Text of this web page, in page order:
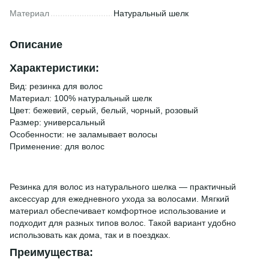
Материал Натуральный шелк
Описание
Характеристики:
Вид: резинка для волос
Материал: 100% натуральный шелк
Цвет: бежевий, серый, белый, чорный, розовый
Размер: универсальный
Особенности: не заламывает волосы
Применение: для волос
Резинка для волос из натурального шелка — практичный
аксессуар для ежедневного ухода за волосами. Мягкий
материал обеспечивает комфортное использование и
подходит для разных типов волос. Такой вариант удобно
использовать как дома, так и в поездках.
Преимущества: